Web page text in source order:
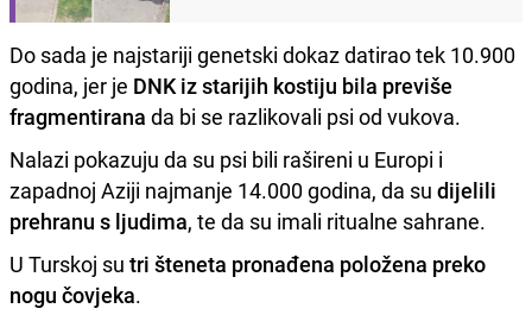
Do sada je najstariji genetski dokaz datirao tek 10.900
godina, jer je DNK iz starijih kostiju bila previše
fragmentirana da bi se razlikovali psi od vukova.
Nalazi pokazuju da su psi bili rašireni u Europi i
zapadnoj Aziji najmanje 14.000 godina, da su dijelili
prehranu s ljudima, te da su imali ritualne sahrane.
U Turskoj su tri šteneta pronađena položena preko
nogu čovjeka.